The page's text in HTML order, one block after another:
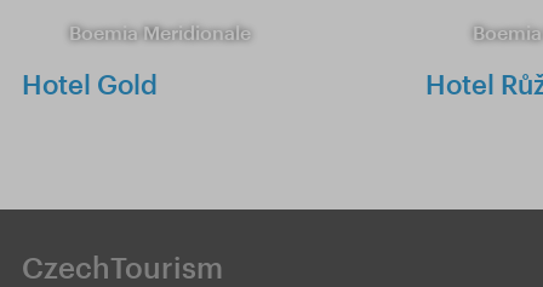
Boemia Meridionale
Hotel Gold Hotel
CzechTourism